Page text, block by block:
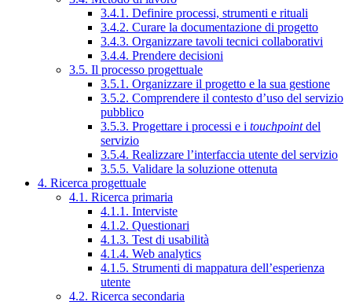
3.4.1. Definire processi, strumenti e rituali
3.4.2. Curare la documentazione di progetto
3.4.3. Organizzare tavoli tecnici collaborativi
3.4.4. Prendere decisioni
3.5. Il processo progettuale
3.5.1. Organizzare il progetto e la sua gestione
3.5.2. Comprendere il contesto d’uso del servizio
pubblico
3.5.3. Progettare i processi e i touchpointdel
servizio
3.5.4. Realizzare l’interfaccia utente del servizio
3.5.5. Validare la soluzione ottenuta
4. Ricerca progettuale
4.1. Ricerca primaria
4.1.1. Interviste
4.1.2. Questionari
4.1.3. Test di usabilità
4.1.4. Web analytics
4.1.5. Strumenti di mappatura dell’esperienza
utente
4.2. Ricerca secondaria